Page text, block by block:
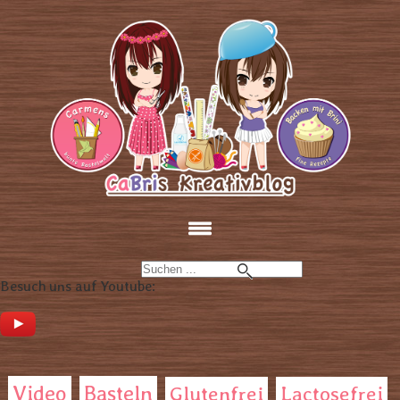
Besuch uns auf Youtube:
Video Basteln Glutenfrei Lactosefrei